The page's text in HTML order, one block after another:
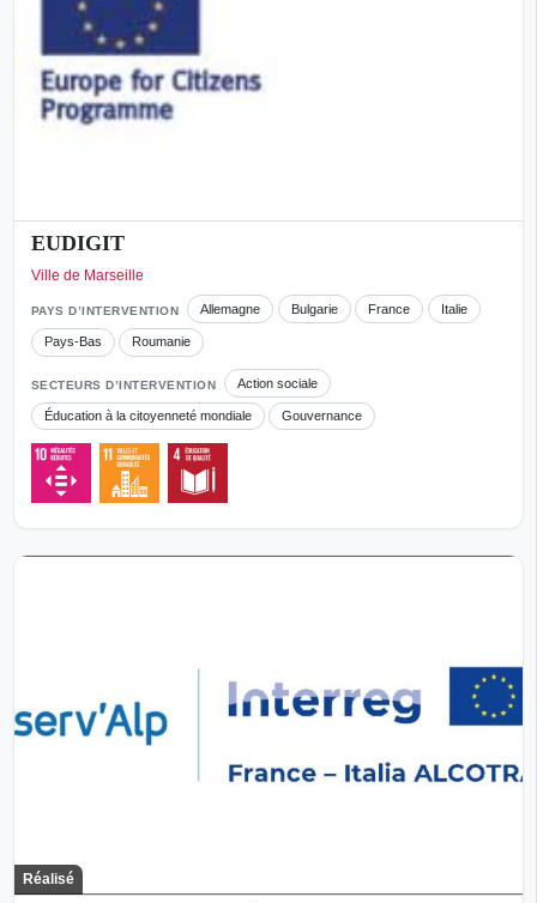
EUDIGIT
Ville de Marseille
PAYS D’INTERVENTION Allemagne Bulgarie France Italie
Pays-Bas Roumanie
SECTEURS D’INTERVENTION Action sociale
Éducation à la citoyenneté mondiale Gouvernance
Réalisé